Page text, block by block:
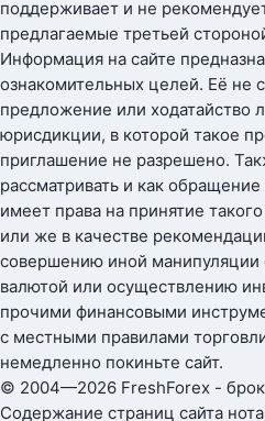
поддерживает и не
предлагаемые третьей
Информация на сайте
ознакомительных целей. Её не
предложение или ходатайство
юрисдикции, в которой такое
приглашение не разрешено.
рассматривать и как
имеет права на принятие
или же в качестве
совершению иной манипуляции
валютой или осуществлению
прочими финансовыми
с местными правилами
немедленно покиньте сайт.
© 2004—2026 FreshForex -
Содержание страниц сайта